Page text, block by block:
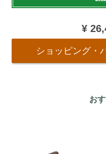
¥
ショッピング・
お